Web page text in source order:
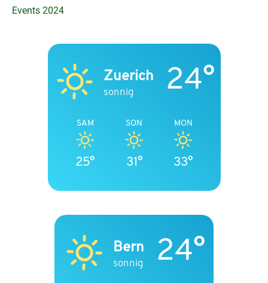
Events 2024
Zuerich
sonnig 24°
SAM
25°
SON
31°
MON
33°
Bern
sonnig 24°